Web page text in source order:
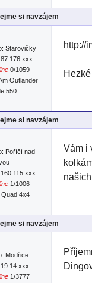
si navzájem
Starovičky
0/1059
Outlander
550
http://
si navzájem
Poříčí nad
1/1006
Quad 4x4
Vám i
si navzájem
Modřice
1/3777